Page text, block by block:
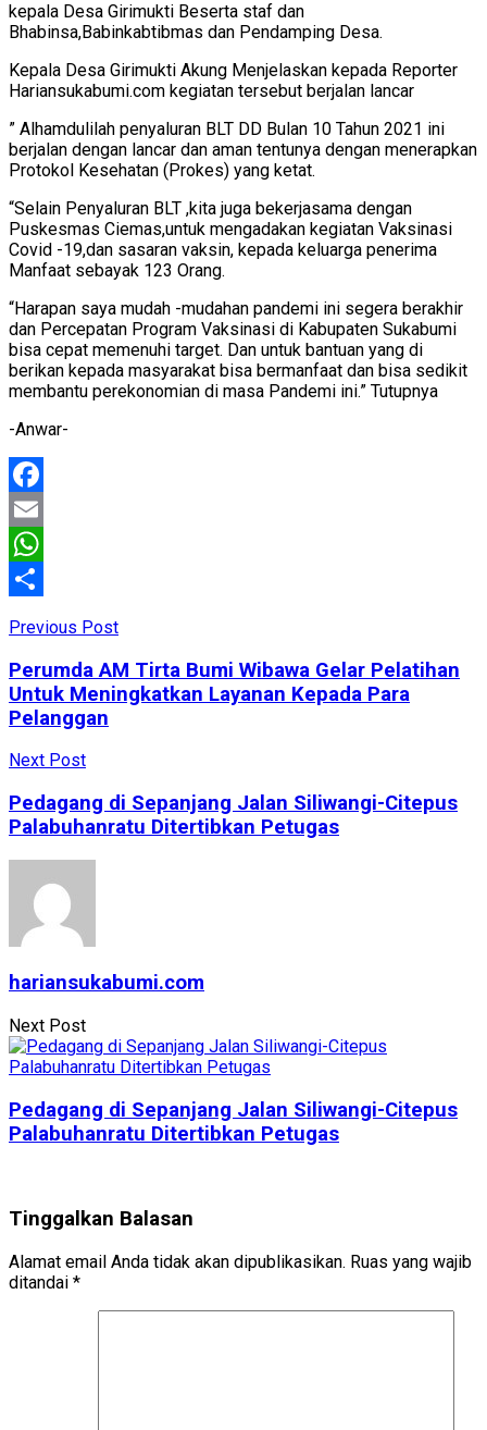
kepala Desa Girimukti Beserta staf dan
Bhabinsa,Babinkabtibmas dan Pendamping Desa.
Kepala Desa Girimukti Akung Menjelaskan kepada Reporter
Hariansukabumi.com kegiatan tersebut berjalan lancar
” Alhamdulilah penyaluran BLT DD Bulan 10 Tahun 2021 ini
berjalan dengan lancar dan aman tentunya dengan menerapkan
Protokol Kesehatan (Prokes) yang ketat.
“Selain Penyaluran BLT ,kita juga bekerjasama dengan
Puskesmas Ciemas,untuk mengadakan kegiatan Vaksinasi
Covid -19,dan sasaran vaksin, kepada keluarga penerima
Manfaat sebayak 123 Orang.
“Harapan saya mudah -mudahan pandemi ini segera berakhir
dan Percepatan Program Vaksinasi di Kabupaten Sukabumi
bisa cepat memenuhi target. Dan untuk bantuan yang di
berikan kepada masyarakat bisa bermanfaat dan bisa sedikit
membantu perekonomian di masa Pandemi ini.” Tutupnya
-Anwar-
Facebook
Email
WhatsApp
Previous Post
Perumda AM Tirta Bumi Wibawa Gelar Pelatihan
Untuk Meningkatkan Layanan Kepada Para
Pelanggan
Next Post
Pedagang di Sepanjang Jalan Siliwangi-Citepus
Palabuhanratu Ditertibkan Petugas
hariansukabumi.com
Next Post
Pedagang di Sepanjang Jalan Siliwangi-Citepus
Palabuhanratu Ditertibkan Petugas
Tinggalkan Balasan
Alamat email Anda tidak akan dipublikasikan. Ruas yang wajib
ditandai *